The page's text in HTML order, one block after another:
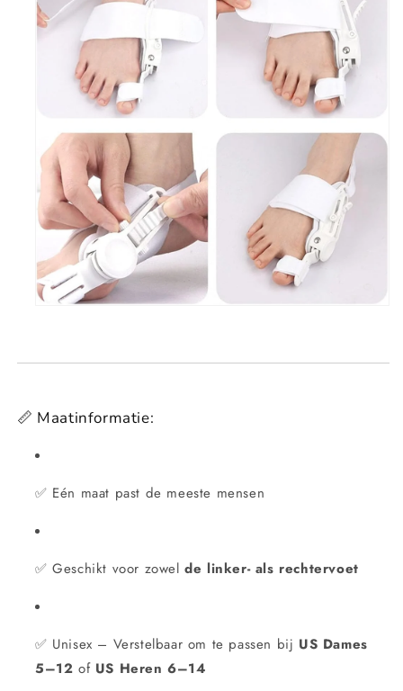
📏 Maatinformatie:
✅ Eén maat past de meeste mensen
✅ Geschikt voor zowelde linker- als rechtervoet
✅ Unisex – Verstelbaar om te passen bij US Dames
5–12 of US Heren 6–14